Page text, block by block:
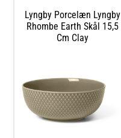
Lyngby Porcelæn Lyngby
Rhombe Earth Skål 15,5
Cm Clay